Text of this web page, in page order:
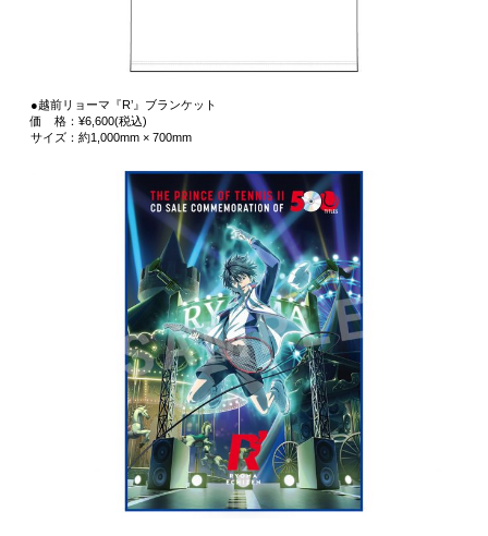
●越前リョーマ『R’』ブランケット
価 格：¥6,600(税込)
サイズ：約1,000mm × 700mm